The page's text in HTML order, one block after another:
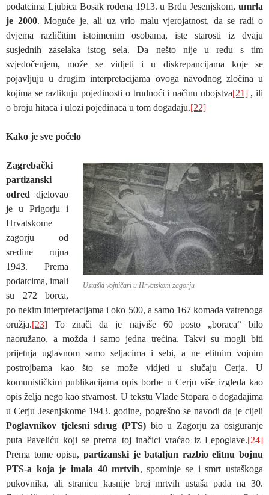
podatcima Ljubica Bosak rođena 1913. u Brdu Jesenjskom, umrla
je 2000. Moguće je, ali uz vrlo malu vjerojatnost, da se radi o
dvjema različitim istoimenim osobama, iste starosti iz dvaju
susjednih zaselaka istog sela. Da nešto nije u redu s tim
svjedočenjem, može se vidjeti i u diskrepancijama koje se
pojavljuju u drugim interpretacijama ovoga navodnog zločina u
kojima se razlikuju pojedinosti o trudnoći i načinu ubojstva[21], ili
o broju hitaca i ulozi pojedinaca u tom događaju.[22]
Kako je sve počelo
Ustaški vojničari u Hrvatskom zagorju
Zagrebački
partizanski
odred djelovao
je u Prigorju i
Hrvatskome
zagorju od
sredine rujna
1943. Prema
podatcima, imali
su 272 borca,
po nekim interpretacijama i oko 500, a samo 167 komada vatrenoga
oružja.[23] To znači da je najviše 60 posto „boraca“ bilo
naoružano, a možda i samo jedna trećina. Takvi su mogli biti
prijetnja uglavnom samo seljacima i sebi, a ne elitnim vojnim
postrojbama kao što se može vidjeti u slučaju Cerja. U
komunističkim publikacijama opis borbe u Cerju više izgleda kao
opis želja nego kao stvarnost. U tekstu Vlade Stopara o događajima
u Cerju Jesenjskome 1943. godine, pogrešno se navodi da je cijeli
Poglavnikov tjelesni sdrug (PTS)bio u Zagorju za osiguranje
puta Paveliću koji se prema toj inačici vraćao iz Lepoglave.[24]
Prema tome opisu, partizanski je bataljun razbio elitnu bojnu
PTS-a koja je imala 40 mrtvih, spominje se i smrt ustaškoga
pukovnika, ali stranicu kasnije broj mrtvih ustaša pada na 30.